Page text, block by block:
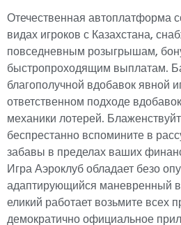
Отечественная автоплатформа
видах игроков с Казахстана,
повседневным розыгрышам,
быстропроходящим выплатам.
благополучной вдобавок явной
ответственном подходе
механики лотерей.
беспрестанно вспомините в
забавы в пределах ваших
Игра Аэроклуб обладает безо
адаптирующийся маневренный
еликий работает возьмите всех
демократично официальное